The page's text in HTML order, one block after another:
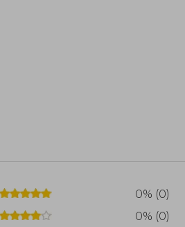
0% (0)
0% (0)